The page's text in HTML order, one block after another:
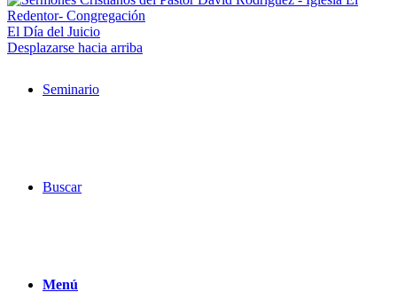
Seminario
Buscar
Menú
El Día del Juicio
Desplazarse hacia arriba